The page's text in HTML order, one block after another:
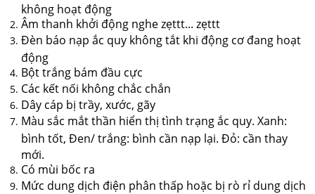
không hoạt động
Âm thanh khởi động nghe zẹttt... zẹttt
Đèn báo nạp ắc quy không tắt khi động cơ đang hoạt
động
Bột trắng bám đầu cực
Các kết nối không chắc chắn
Dây cáp bị trầy, xước, gãy
Màu sắc mắt thần hiển thị tình trạng ắc quy. Xanh:
bình tốt, Đen/ trắng: bình cần nạp lại. Đỏ: cần thay
mới.
Có mùi bốc ra
Mức dung dịch điện phân thấp hoặc bị rò rỉ dung dịch